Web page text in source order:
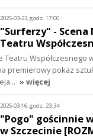
2025-03-23, godz. 17:00
"Surferzy" - Scena
Teatru
Teatru Współczesnego
premierowy pokaz
» więcej
2025-03-16, godz. 23:34
"Pogo" gościnnie
w Szczecinie